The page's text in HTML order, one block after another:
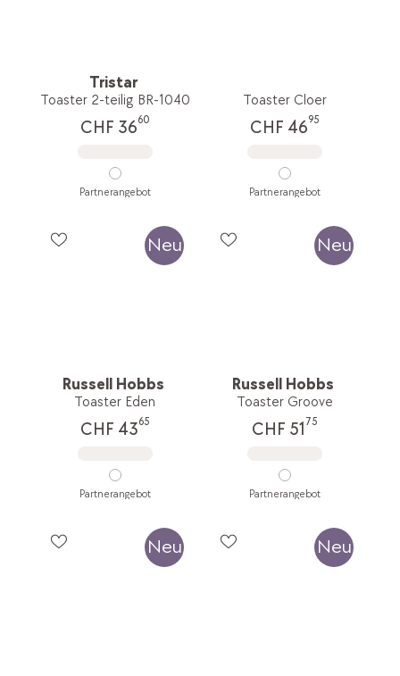
Tristar
Toaster 2-teilig BR-1040
CHF 3660
Partnerangebot
Toaster Cloer
CHF 4695
Partnerangebot
Neu
Russell Hobbs
Toaster Eden
CHF 4365
Partnerangebot
Neu
Russell Hobbs
Toaster Groove
CHF 51 75
Partnerangebot
Neu Neu